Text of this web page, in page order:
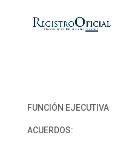
FUNCIÓN EJECUTIVA
ACUERDOS: